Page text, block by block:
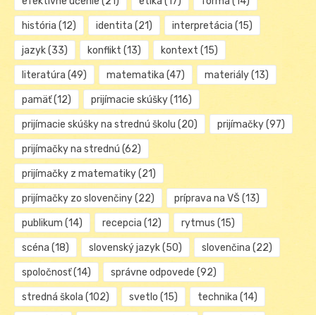
história (12) identita (21) interpretácia (15)
jazyk(33) konflikt (13) kontext (15)
literatúra (49) matematika (47) materiály(13)
pamäť(12) prijímacie skúšky(116)
prijímacie skúšky na strednú školu (20) prijímačky(97)
prijímačky na strednú (62)
prijímačky z matematiky(21)
prijímačky zo slovenčiny(22) príprava na VŠ (13)
publikum (14) recepcia (12) rytmus (15)
scéna (18) slovenský jazyk(50) slovenčina (22)
spoločnosť(14) správne odpovede (92)
stredná škola (102) svetlo (15) technika (14)